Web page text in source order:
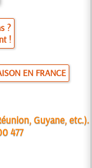
?
!
EN FRANCE
Guyane, etc.).
477